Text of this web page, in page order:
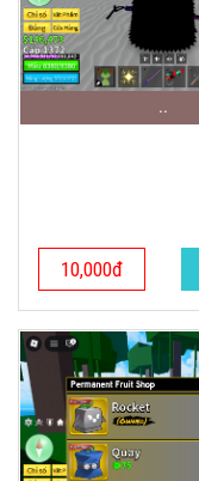
..
10,000đ